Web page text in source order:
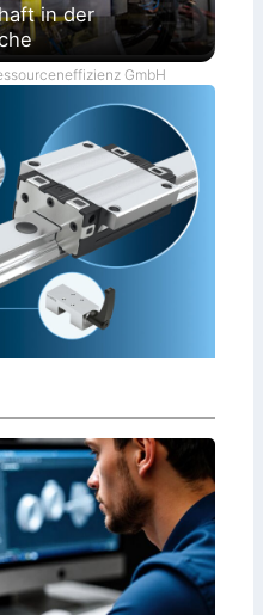
in der
GmbH